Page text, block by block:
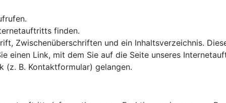
finden.
Zwischenüberschriften und ein Inhaltsverzeichnis.
einen Link, mit dem Sie auf die Seite unseres
(z. B. Kontaktformular) gelangen.